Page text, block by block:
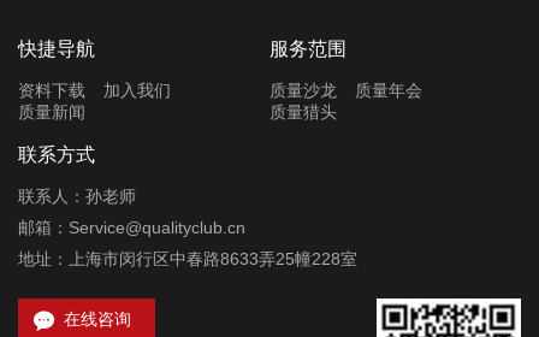
快捷导航
资料下载
加入我们
质量新闻
服务范围
质量沙龙
质量年会
质量猎头
联系方式
联系人：孙老师
邮箱：Service@qualityclub.cn
地址：上海市闵行区中春路8633弄25幢228室
 在线咨询